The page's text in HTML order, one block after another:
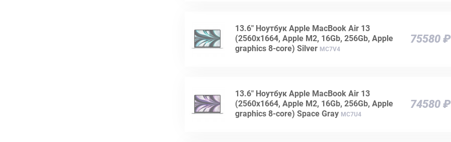
13.6" Ноутбук Apple MacBook Air 13
(2560x1664, Apple M2, 16Gb, 256Gb, Apple
graphics 8-core) Silver MC7V4
75580 ₽
13.6" Ноутбук Apple MacBook Air 13
(2560x1664, Apple M2, 16Gb, 256Gb, Apple
graphics 8-core) Space Gray MC7U4
74580 ₽